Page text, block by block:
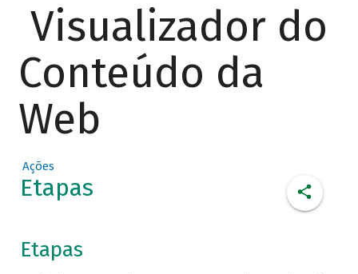
Visualizador do
Conteúdo da
Web
Ações
Etapas
Etapas